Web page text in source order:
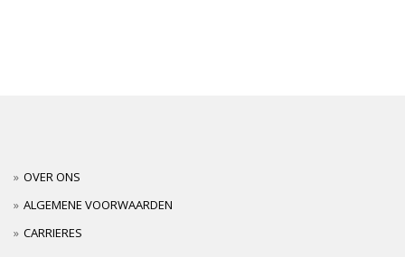
OVER ONS
ALGEMENE VOORWAARDEN
CARRIERES